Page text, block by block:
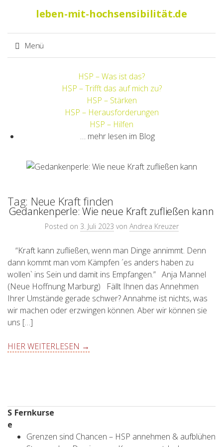
leben-mit-hochsensibilität.de
Menü
HSP – Was ist das?
HSP – Trifft das auf mich zu?
HSP – Stärken
HSP – Herausforderungen
HSP – Hilfen
… mehr lesen im Blog
Tag: Neue Kraft finden
Gedankenperle: Wie neue Kraft zufließen kann
Posted on 3. Juli 2023 von Andrea Kreuzer
“Kraft kann zufließen, wenn man Dinge annimmt. Denn
dann kommt man vom Kämpfen ´es anders haben zu
wollen` ins Sein und damit ins Empfangen.” Anja Mannel
(Neue Hoffnung Marburg) Fällt Ihnen das Annehmen
Ihrer Umstände gerade schwer? Annahme ist nichts, was
wir machen oder erzwingen können. Aber wir können sie
uns […]
HIER WEITERLESEN →
Fernkurse
Grenzen sind Chancen – HSP annehmen & aufblühen
S
e